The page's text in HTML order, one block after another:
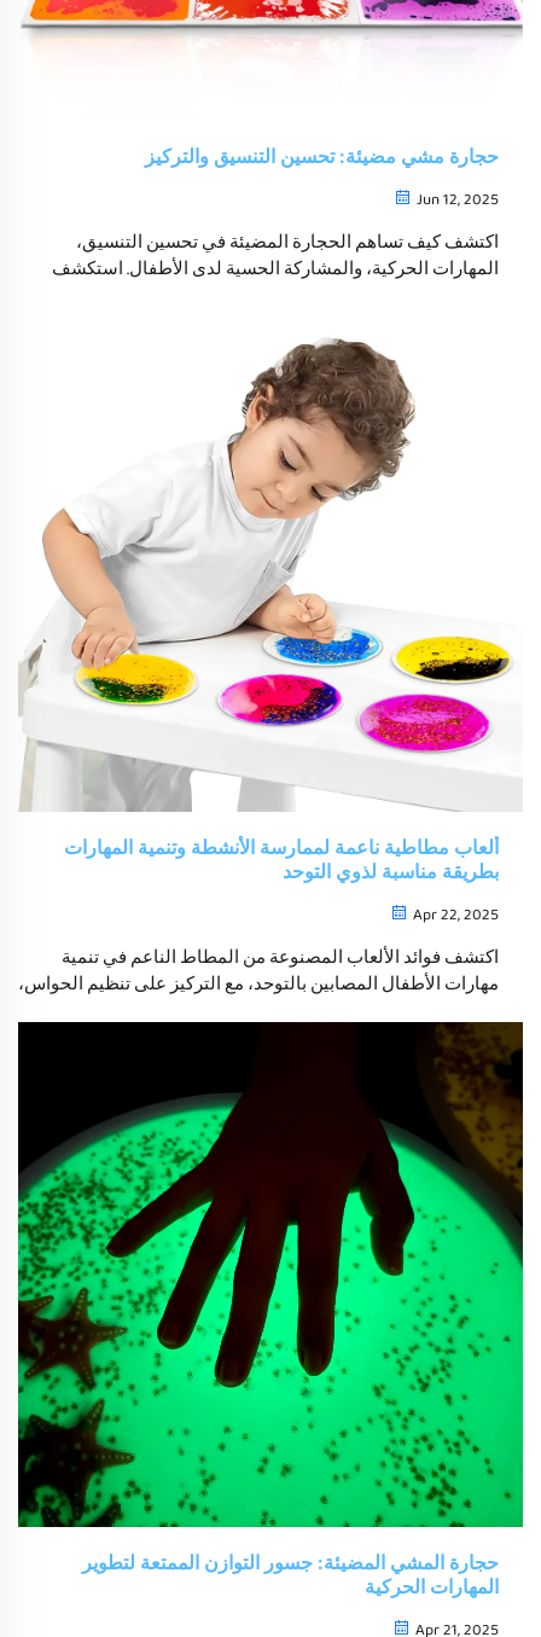
حجارة مشي مضيئة: تحسين التنسيق والتركيز
Jun 12, 2025
اكتشف كيف تساهم الحجارة المضيئة في تحسين التنسيق،
المهارات الحركية، والمشاركة الحسية لدى الأطفال. استكشف
ألعاب مطاطية ناعمة لممارسة الأنشطة وتنمية المهارات
بطريقة مناسبة لذوي التوحد
Apr 22, 2025
اكتشف فوائد الألعاب المصنوعة من المطاط الناعم في تنمية
مهارات الأطفال المصابين بالتوحد، مع التركيز على تنظيم الحواس،
الخصائص الصديقة للتوحد مثل المواد غير السامة والأسطح
الملمسة لتحسين اللعب التكتلي.
حجارة المشي المضيئة: جسور التوازن الممتعة لتطوير
المهارات الحركية
Apr 21, 2025